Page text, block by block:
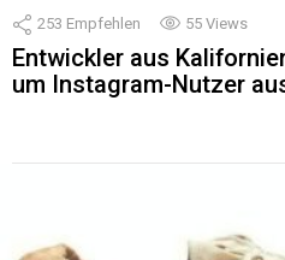
253 Empfehlen 55 Views
Entwickler aus
um Instagram-Nutzer